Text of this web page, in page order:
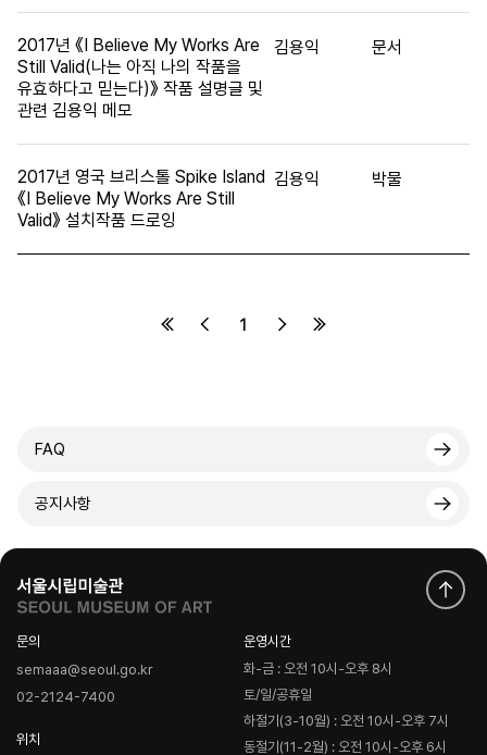
2017년 《I Believe My Works Are
Still Valid(나는 아직 나의 작품을
유효하다고 믿는다)》 작품 설명글 및
관련 김용익 메모
김용익 문서
2017년 영국 브리스톨 Spike Island
《I Believe My Works Are Still
Valid》 설치작품 드로잉
김용익 박물
1
FAQ
공지사항
문의
semaaa@seoul.go.kr
02-2124-7400
위치
운영시간
화-금 : 오전 10시-오후 8시
토/일/공휴일
하절기(3-10월) : 오전 10시-오후 7시
동절기(11-2월) : 오전 10시-오후 6시